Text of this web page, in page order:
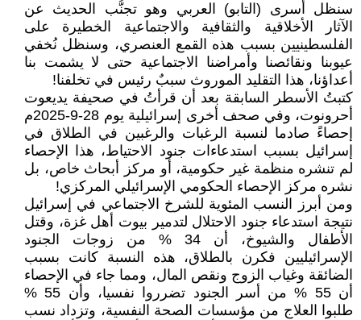
سنظل أسرى (التابو) العربي وهو تجنُّب الحديث عن
الآثار الأخلاقية والثقافية والاجتماعية الخطيرة على
الفلسطينيين بسبب هذه القمع العنصري، وسنظل نُخفي
عيوبنا ونقائصنا وأمراضنا الاجتماعية حتى لا يشمت بنا
أعداؤنا، هذا التقليد الموروث سببٌ رئيس في تخلفنا!
كتبتُ الأسطر السابقة بعد أن قرأتُ في صحيفة يديعوت
أحرونوت، وفي صحف أخرى إسرائيلية يوم 28-9-2025م
إحصاءً صادما لنسبة الرغبات والرغبين في الطلاق في
إسرائيل بسبب استدعاءات جنود الاحتياط، هذا الإحصاء
لم تنشره منظمة غير حكومية، أو مركز أبحاث خاص، بل
نشره مركز الإحصاء الحكومي الإسرائيلي المركزي!
ومن أبرز النسب المئوية للشرخ الاجتماعي في إسرائيل
نتيجة استدعاء جنود الاحتلال لتدمير بيوت أهل غزة، وقتل
الأطفال والشيوخ، أن 34 % من زوجات الجنود
الإسرائيليين فكرن بالطلاق، هذه النسبة كانت بسبب
الضائقة وغياب الزوج ونقص المال، ومما جاء في الإحصاء
أن 55 % من أسر الجنود تضرروا نفسيا، وأن 55 %
طلبوا العلاج من مؤسسات الصحة النفسية، وتزداد نسب